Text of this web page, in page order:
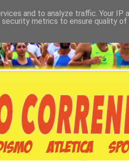
and to analyze traffic. Your IP
metrics to ensure quality of